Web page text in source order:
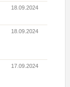
18.09.2024
18.09.2024
17.09.2024